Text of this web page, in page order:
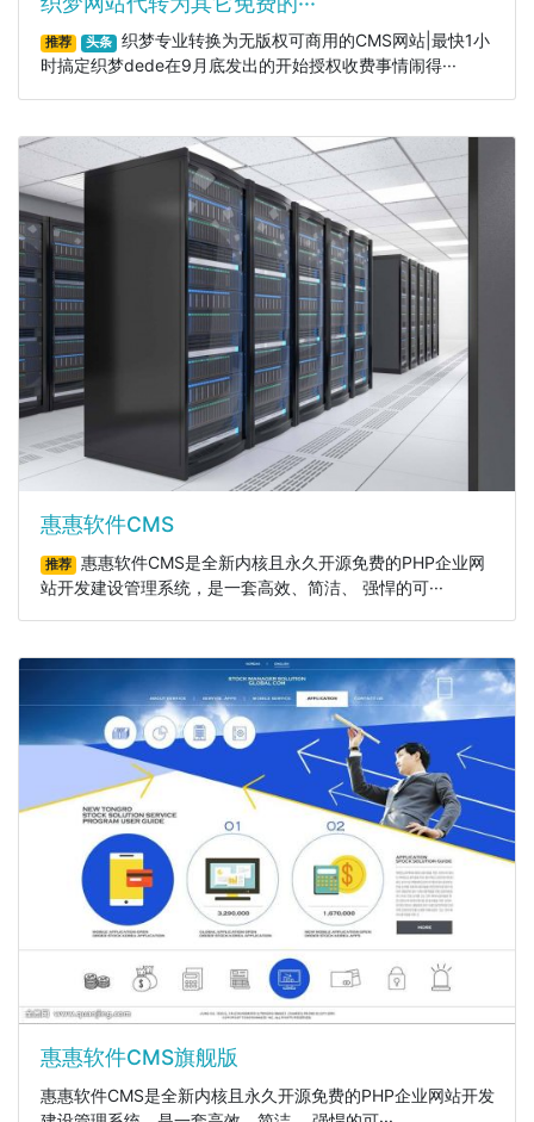
推荐 头条
织梦专业转换为无版权可商用的CMS网站|最快1小
时搞定织梦dede在9月底发出的开始授权收费事情闹得···
惠惠软件CMS
推荐 惠惠软件CMS是全新内核且永久开源免费的PHP企业网
站开发建设管理系统，是一套高效、简洁、 强悍的可···
惠惠软件CMS旗舰版
惠惠软件CMS是全新内核且永久开源免费的PHP企业网站开发